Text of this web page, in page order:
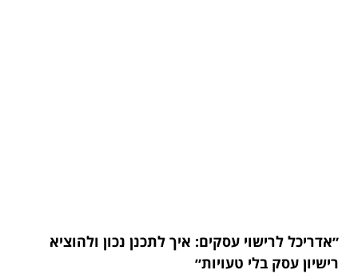
״אדריכל לרישוי עסקים: איך לתכנן נכון ולהוציא
רישיון עסק בלי טעויות״